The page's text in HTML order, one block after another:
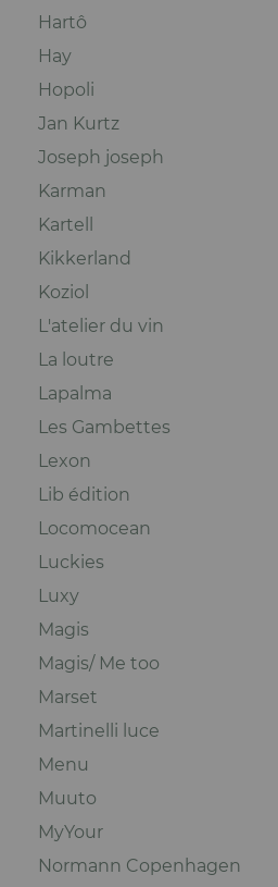
Hartô
Hay
Hopoli
Jan Kurtz
Joseph joseph
Karman
Kartell
Kikkerland
Koziol
L'atelier du vin
La loutre
Lapalma
Les Gambettes
Lexon
Lib édition
Locomocean
Luckies
Luxy
Magis
Magis/ Me too
Marset
Martinelli luce
Menu
Muuto
MyYour
Normann Copenhagen